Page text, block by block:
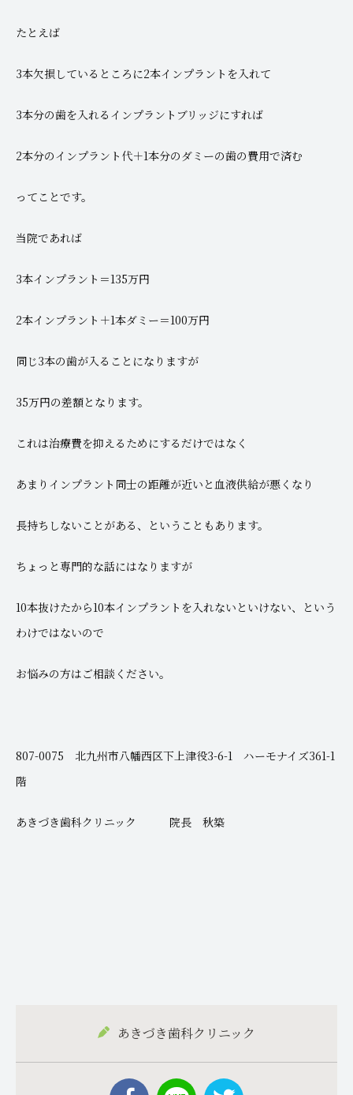
たとえば
3本欠損しているところに2本インプラントを入れて
3本分の歯を入れるインプラントブリッジにすれば
2本分のインプラント代＋1本分のダミーの歯の費用で済む
ってことです。
当院であれば
3本インプラント＝135万円
2本インプラント＋1本ダミー＝100万円
同じ3本の歯が入ることになりますが
35万円の差額となります。
これは治療費を抑えるためにするだけではなく
あまりインプラント同士の距離が近いと血液供給が悪くなり
長持ちしないことがある、ということもあります。
ちょっと専門的な話にはなりますが
10本抜けたから10本インプラントを入れないといけない、という
わけではないので
お悩みの方はご相談ください。
807-0075 北九州市八幡西区下上津役3-6-1 ハーモナイズ361-1
階
あきづき歯科クリニック 院長 秋築
あきづき歯科クリニック